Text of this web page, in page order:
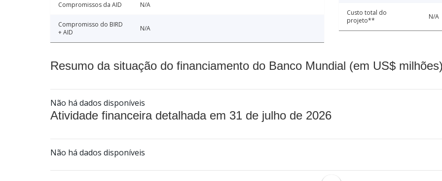
Compromissos da AID N/A
Compromisso do BIRD
+ AID
N/A
Custo total do
projeto**
N/A
Resumo da situação do financiamento do Banco Mundial (em US$
Não há dados disponíveis
Atividade financeira detalhada em 31 de julho de 2026
Não há dados disponíveis